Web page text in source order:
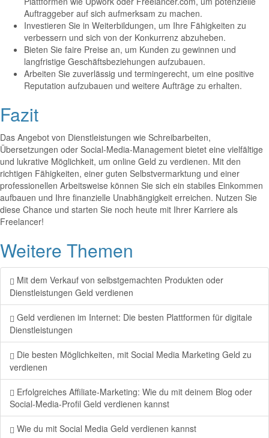
Auftraggeber auf sich aufmerksam zu machen.
Investieren Sie in Weiterbildungen, um Ihre Fähigkeiten zu
verbessern und sich von der Konkurrenz abzuheben.
Bieten Sie faire Preise an, um Kunden zu gewinnen und
langfristige Geschäftsbeziehungen aufzubauen.
Arbeiten Sie zuverlässig und termingerecht, um eine positive
Reputation aufzubauen und weitere Aufträge zu erhalten.
Fazit
Das Angebot von Dienstleistungen wie Schreibarbeiten,
Übersetzungen oder Social-Media-Management bietet eine vielfältige
und lukrative Möglichkeit, um online Geld zu verdienen. Mit den
richtigen Fähigkeiten, einer guten Selbstvermarktung und einer
professionellen Arbeitsweise können Sie sich ein stabiles Einkommen
aufbauen und Ihre finanzielle Unabhängigkeit erreichen. Nutzen Sie
diese Chance und starten Sie noch heute mit Ihrer Karriere als
Freelancer!
Weitere Themen
Mit dem Verkauf von selbstgemachten Produkten oder
Dienstleistungen Geld verdienen
Geld verdienen im Internet: Die besten Plattformen für digitale
Dienstleistungen
Die besten Möglichkeiten, mit Social Media Marketing Geld zu
verdienen
Erfolgreiches Affiliate-Marketing: Wie du mit deinem Blog oder
Social-Media-Profil Geld verdienen kannst
Wie du mit Social Media Geld verdienen kannst